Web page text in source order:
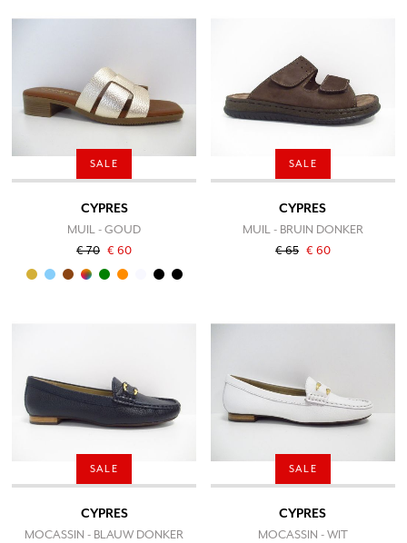
SALE
CYPRES
MUIL - GOUD
€ 70 € 60
SALE
CYPRES
MUIL - BRUIN DONKER
€ 65 € 60
SALE
CYPRES
MOCASSIN - BLAUW DONKER
SALE
CYPRES
MOCASSIN - WIT